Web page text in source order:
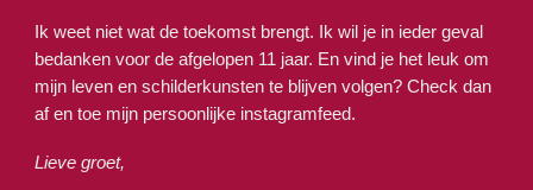
Ik weet niet wat de toekomst brengt. Ik wil je in ieder geval
bedanken voor de afgelopen 11 jaar. En vind je het leuk om
mijn leven en schilderkunsten te blijven volgen? Check dan
af en toe mijn persoonlijke instagramfeed.
Lieve groet,